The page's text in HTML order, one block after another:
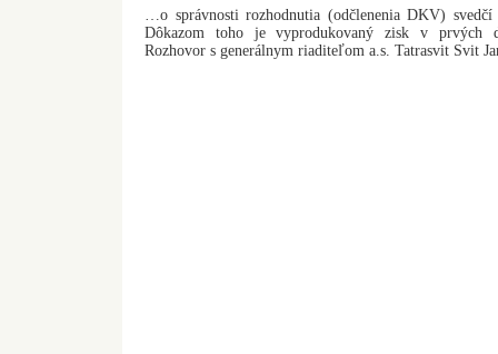
…o správnosti rozhodnutia (odčlenenia DKV)
Dôkazom toho je vyprodukovaný zisk v prvých
Rozhovor s generálnym riaditeľom a.s. Tatrasvit Svit